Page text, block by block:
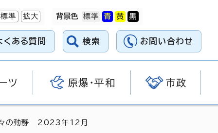
標準 拡大 背景色
くある質問 検索 お問い合わせ
ツ 原爆・平和 市政
の動静 2023年12月